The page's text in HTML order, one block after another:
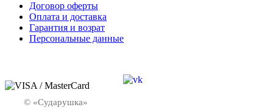
Договор оферты
Оплата и доставка
Гарантия и возрат
Персональные данные
© «Сударушка»